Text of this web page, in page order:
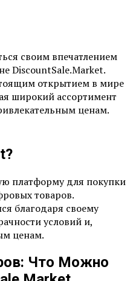
своим впечатлением
DiscountSale.Market.
открытием в мире
широкий ассортимент
ценам.
платформу для покупки
товаров.
благодаря своему
условий и,
ценам.
Что Можно